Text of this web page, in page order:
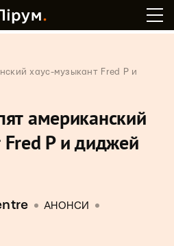
хаус-музыкант Fred P и
американский
P и диджей
АНОНСИ